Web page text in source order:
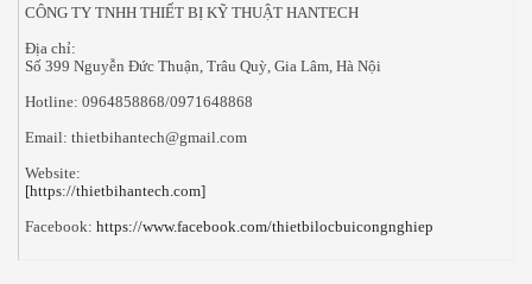
CÔNG TY TNHH THIẾT BỊ KỸ THUẬT HANTECH
Địa chỉ:
Số 399 Nguyễn Đức Thuận, Trâu Quỳ, Gia Lâm, Hà Nội
Hotline: 0964858868/0971648868
Email: thietbihantech@gmail.com
Website:
[https://thietbihantech.com]
Facebook: https://www.facebook.com/thietbilocbuicongnghiep